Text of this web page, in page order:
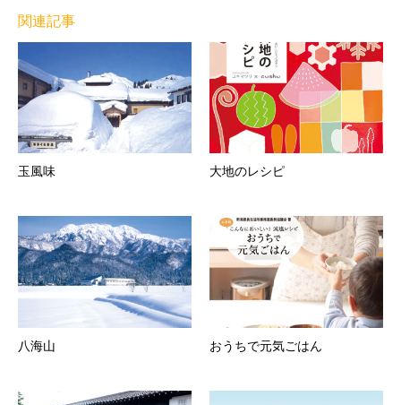
関連記事
玉風味 大地のレシピ
八海山 おうちで元気ごはん